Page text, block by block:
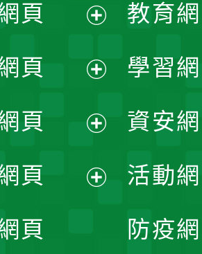
選
單
開
選
單
頁
開
選
單
頁
開
選
頁
開
頁
頁
教育
學習
資安
活動
防疫